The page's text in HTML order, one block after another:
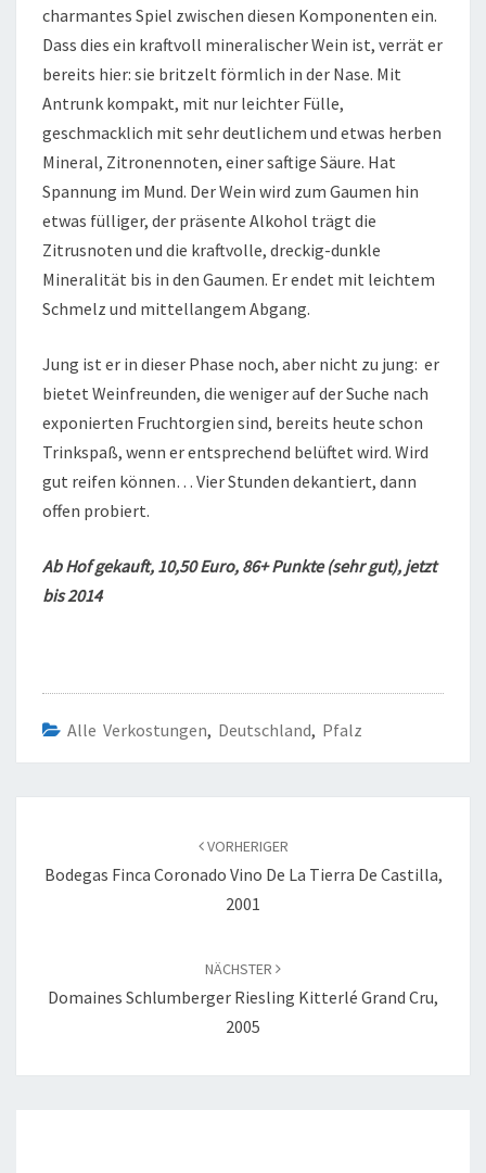
charmantes Spiel zwischen diesen Komponenten ein.
Dass dies ein kraftvoll mineralischer Wein ist, verrät er
bereits hier: sie britzelt förmlich in der Nase. Mit
Antrunk kompakt, mit nur leichter Fülle,
geschmacklich mit sehr deutlichem und etwas herben
Mineral, Zitronennoten, einer saftige Säure. Hat
Spannung im Mund. Der Wein wird zum Gaumen hin
etwas fülliger, der präsente Alkohol trägt die
Zitrusnoten und die kraftvolle, dreckig-dunkle
Mineralität bis in den Gaumen. Er endet mit leichtem
Schmelz und mittellangem Abgang.
Jung ist er in dieser Phase noch, aber nicht zu jung: er
bietet Weinfreunden, die weniger auf der Suche nach
exponierten Fruchtorgien sind, bereits heute schon
Trinkspaß, wenn er entsprechend belüftet wird. Wird
gut reifen können… Vier Stunden dekantiert, dann
offen probiert.
Ab Hof gekauft, 10,50 Euro, 86+ Punkte (sehr gut), jetzt
bis 2014
Alle Verkostungen, Deutschland, Pfalz
VORHERIGER
Bodegas Finca Coronado Vino De La Tierra De Castilla,
2001
NÄCHSTER
Domaines Schlumberger Riesling Kitterlé Grand Cru,
2005